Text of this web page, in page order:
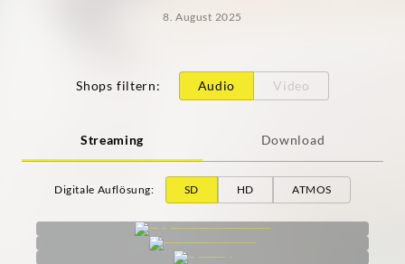
8. August 2025
Shops filtern: Audio Video
Streaming Download
Digitale Auflösung: SD HD ATMOS